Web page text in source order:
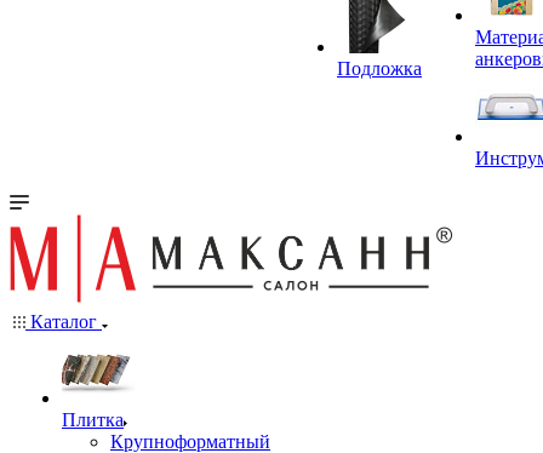
Подложка
Каталог
Плитка
Крупноформатный